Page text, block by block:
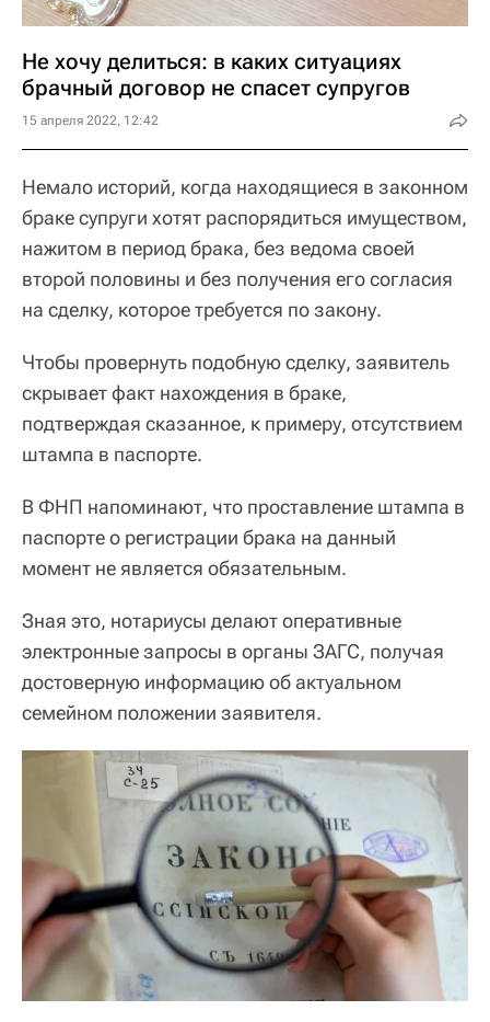
Не хочу делиться: в каких ситуациях
брачный договор не спасет супругов
15 апреля 2022, 12:42
Немало историй, когда находящиеся в законном
браке супруги хотят распорядиться имуществом,
нажитом в период брака, без ведома своей
второй половины и без получения его согласия
на сделку, которое требуется по закону.
Чтобы провернуть подобную сделку, заявитель
скрывает факт нахождения в браке,
подтверждая сказанное, к примеру, отсутствием
штампа в паспорте.
В ФНП напоминают, что проставление штампа в
паспорте о регистрации брака на данный
момент не является обязательным.
Зная это, нотариусы делают оперативные
электронные запросы в органы ЗАГС, получая
достоверную информацию об актуальном
семейном положении заявителя.